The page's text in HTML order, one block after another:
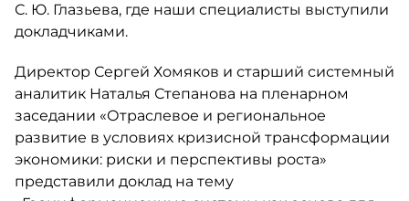
С. Ю. Глазьева, где наши специалисты выступили
докладчиками.
Директор Сергей Хомяков и старший системный
аналитик Наталья Степанова на пленарном
заседании «Отраслевое и региональное
развитие в условиях кризисной трансформации
экономики: риски и перспективы роста»
представили доклад на тему